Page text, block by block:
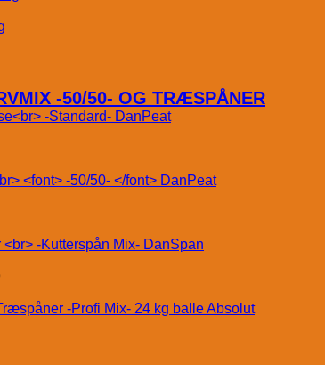
-50/50- OG TRÆSPÅNER
DanPeat
DanPeat
DanSpan
Absolut